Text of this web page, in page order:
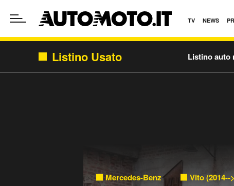
TV NEWS
Listino Usato Listino auto
Mercedes-Benz Vito (2014--